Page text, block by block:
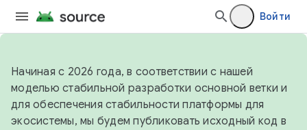
Войти
Начиная с 2026 года, в соответствии с нашей
моделью стабильной разработки основной ветки и
для обеспечения стабильности платформы для
экосистемы, мы будем публиковать исходный код в